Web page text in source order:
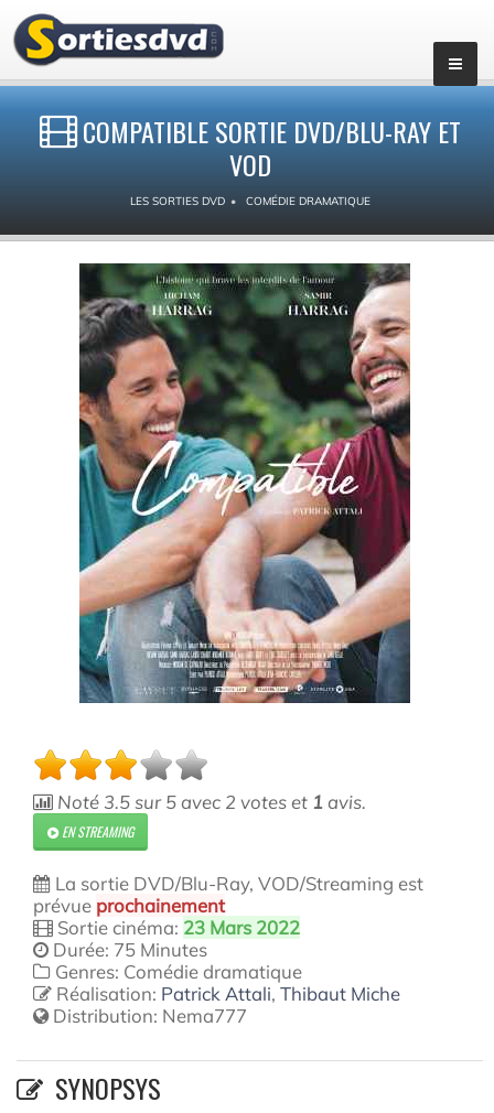
COMPATIBLE SORTIE DVD/BLU-RAY ET
VOD
LES SORTIES DVD COMÉDIE DRAMATIQUE
Noté 3.5sur5 avec 2 votes et 1 avis.
EN STREAMING
La sortie DVD/Blu-Ray, VOD/Streaming est
prévue prochainement
Sortie cinéma: 23 Mars 2022
Durée: 75 Minutes
Genres: Comédie dramatique
Réalisation: Patrick Attali, Thibaut Miche
Distribution: Nema777
SYNOPSYS